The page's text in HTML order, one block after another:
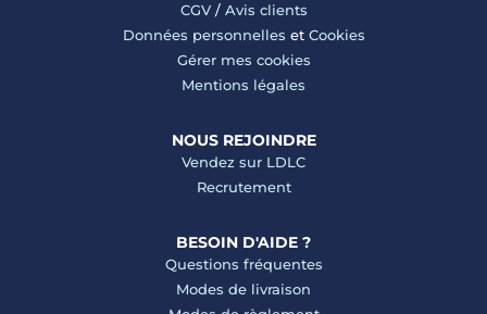
CGV/ Avis clients
Données personnelles et Cookies
Gérer mes cookies
Mentions légales
NOUS REJOINDRE
Vendez sur LDLC
Recrutement
BESOIN D'AIDE ?
Questions fréquentes
Modes de livraison